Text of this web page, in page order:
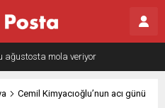
kontrol mü, kolonializm mi?
Cemil Kimyacıoğlu’nun acı günü